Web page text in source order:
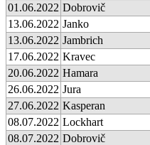
01.06.2022 Dobrovič
13.06.2022 Janko
13.06.2022 Jambrich
17.06.2022 Kravec
20.06.2022 Hamara
26.06.2022 Jura
27.06.2022 Kasperan
08.07.2022 Lockhart
08.07.2022 Dobrovič